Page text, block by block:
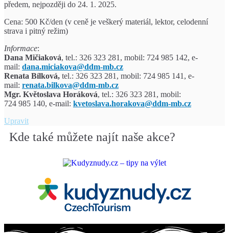
předem, nejpozději do 24. 1. 2025.
Cena: 500 Kč/den (v ceně je veškerý materiál, lektor, celodenní
strava i pitný režim)
Informace:
Dana Mičiaková, tel.: 326 323 281, mobil: 724 985 142, e-
mail: dana.miciakova@ddm-mb.cz
Renata Bílková, tel.: 326 323 281, mobil: 724 985 141, e-
mail: renata.bilkova@ddm-mb.cz
Mgr. Květoslava Horáková, tel.: 326 323 281, mobil:
724 985 140, e-mail: kvetoslava.horakova@ddm-mb.cz
Upravit
Kde také můžete najít naše akce?